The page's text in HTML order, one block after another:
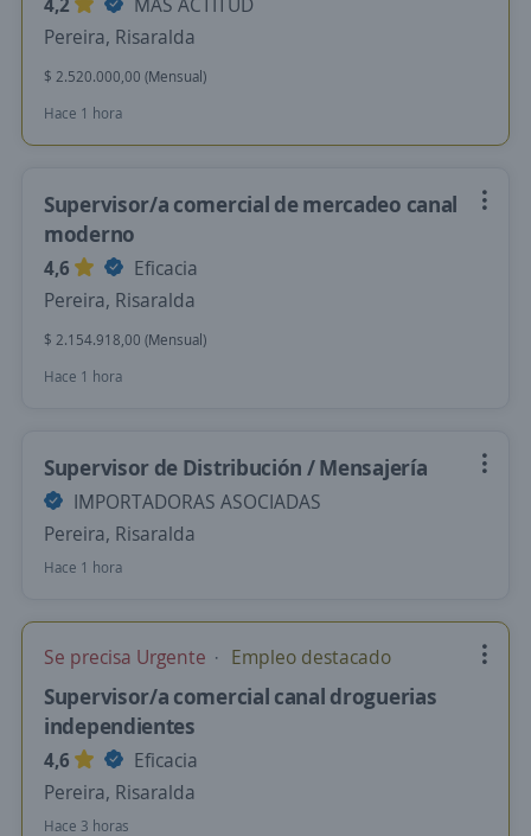
Pereira, Risaralda
$ 2.520.000,00 (Mensual)
Hace 1 hora
Supervisor/a comercial de mercadeo canal
moderno
4,6
Eficacia
Pereira, Risaralda
$ 2.154.918,00 (Mensual)
Hace 1 hora
Supervisor de Distribución / Mensajería
IMPORTADORAS ASOCIADAS
Pereira, Risaralda
Hace 1 hora
Se precisa Urgente Empleo destacado
Supervisor/a comercial canal droguerias
independientes
4,6
Eficacia
Pereira, Risaralda
Hace 3 horas